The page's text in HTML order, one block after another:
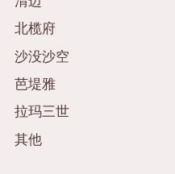
北榄府
沙没沙空
芭堤雅
拉玛三世
其他